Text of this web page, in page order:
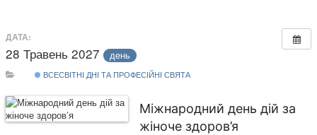
ДАТА:
28 Травень 2027 день
ВСЕСВІТНІ ДНІ ТА ПРОФЕСІЙНІ СВЯТА
Міжнародний день дій за
жіноче здоров’я